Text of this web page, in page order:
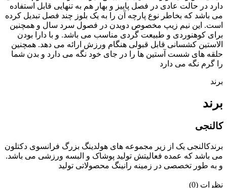
دارد در حالت عادی در فصل پاییز و بهار هم به تنهایی قابل استفاده
می باشد که بخاطر نوع پارچه آن را به یک بلوز چند فصل تبدیل کرده
است. این نیم زیپ مخصوص دویدن در فصول سرد سال و همچنین
برای کوهنوردی و طبیعت گردی مناسب می باشد. و با دارا بودن
الاستین کشسانی قابل قبولی هنگام ورزش ارائه می دهد. همچنین
حلقه های شست آستین ها را در جای خود نگه می دارد و بدن شما
را گرم نگه می دارد
برند
برند
کالنجی
برندکالنجی یک از زیر مجموعه های هولدینگ بزرگ فرانسوی دکتلون
می باشد که عمده فعالیتش تولید پوشاک و البسه ورزشی می باشد.
و به طور تخصصی در زمینه رانینگ محصولاتی تولید
نظرات (0)